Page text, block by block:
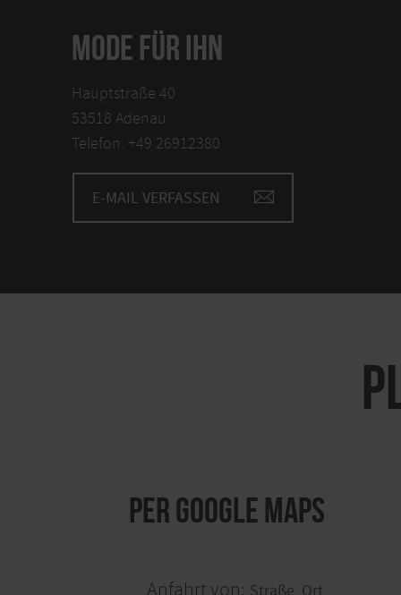
MODE FÜR IHN
Hauptstraße 40
53518 Adenau
Telefon: +49 26912380
E-MAIL VERFASSEN
per Google Maps
Anfahrt von: